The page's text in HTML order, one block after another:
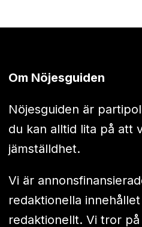
Om Nöjesguiden
Nöjesguiden är
du kan alltid lita på att
jämställdhet.
Vi är
redaktionella
redaktionellt. Vi tror